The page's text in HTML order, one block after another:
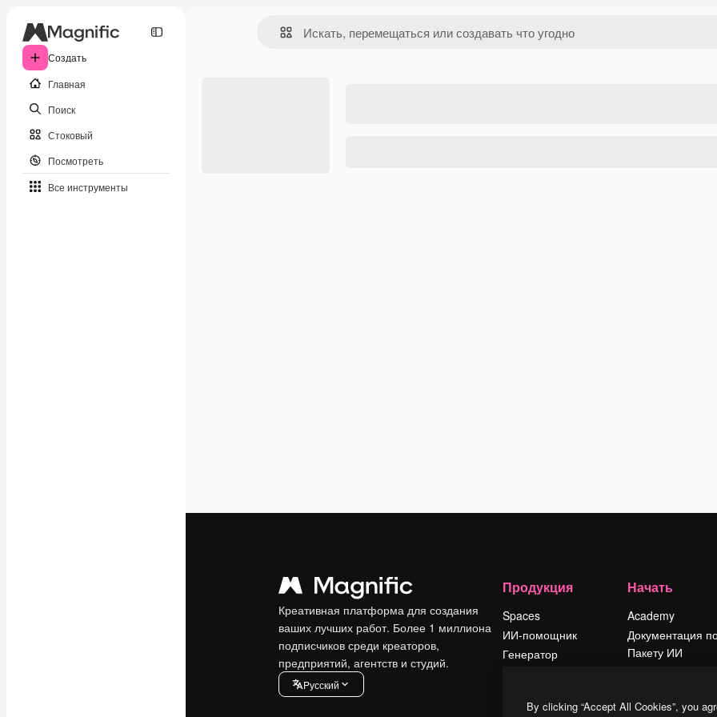
Создать
Главная
Поиск
Стоковый
Посмотреть
Все инструменты
Креативная платформа для создания
ваших лучших работ. Более 1 миллиона
подписчиков среди креаторов,
предприятий, агентств и студий.
Pусский
Продукция
Spaces
ИИ-помощник
Генератор
Начать
Academy
Документация
Пакету ИИ
Условия и
By clicking “Accept All Cookies”, you